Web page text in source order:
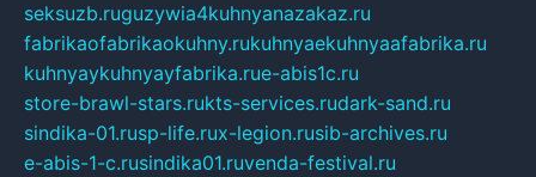
seksuzb.ruguzywia4kuhnyanazakaz.ru
fabrikaofabrikaokuhny.rukuhnyaekuhnyaafabrika.ru
kuhnyaykuhnyayfabrika.rue-abis1c.ru
store-brawl-stars.rukts-services.rudark-sand.ru
sindika-01.rusp-life.rux-legion.rusib-archives.ru
e-abis-1-c.rusindika01.ruvenda-festival.ru